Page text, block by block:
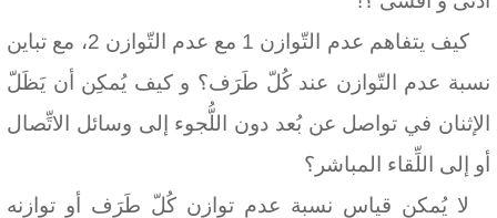
كيف يتفاهم عدم التّوازن 1 مع عدم التّوازن 2، مع تباين
نسبة عدم التّوازن عند كُلّ طَرَف؟ و كيف يُمكِن أن يَظَلّ
الإثنان في تواصل عن بُعد دون اللُّجوء إلى وسائل الاتِّصال
أو إلى اللِّقاء المباشر؟
لا يُمكن قياس نسبة عدم توازن كُلّ طَرَف أو توازنه